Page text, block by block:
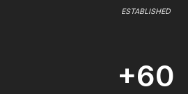
ESTABLISHED
+60